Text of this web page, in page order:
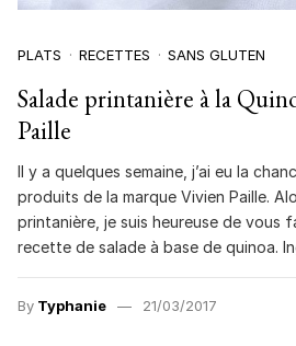
PLATS RECETTES SANS GLUTEN
Salade printanière à la
Paille
Il y a quelques semaine, j’ai eu la
produits de la marque Vivien Paille.
printanière, je suis heureuse de vous
recette de salade à base de quinoa.
By Typhanie 21/03/2017